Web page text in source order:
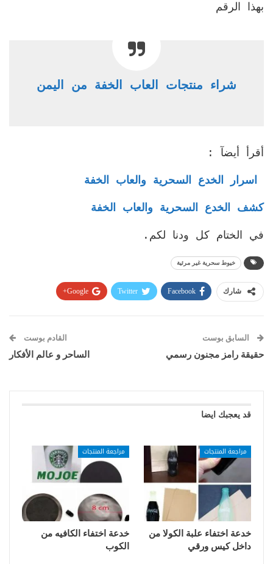
بهذا الرقم
شراء منتجات العاب الخفة من اليمن
أقرأ أيضآ :
اسرار الخدع السحرية والعاب الخفة
كشف الخدع السحرية والعاب الخفة
في الختام كل ودنا لكم.
خيوط سحرية غير مرئية
شارك Facebook
Twitter
Google+
البريد الإلكتروني
السابق بوست
حقيقة رامز مجنون رسمي
القادم بوست
الساحر و عالم الأفكار
قد يعجبك ايضا
مراجعة المنتجات
خدعة اختفاء علبة الكولا من
داخل كيس ورقي
مراجعة المنتجات
خدعة اختفاء الكافيه من
الكوب